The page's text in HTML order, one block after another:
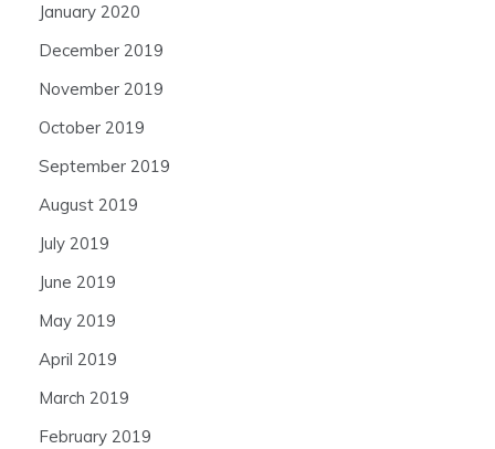
January 2020
December 2019
November 2019
October 2019
September 2019
August 2019
July 2019
June 2019
May 2019
April 2019
March 2019
February 2019